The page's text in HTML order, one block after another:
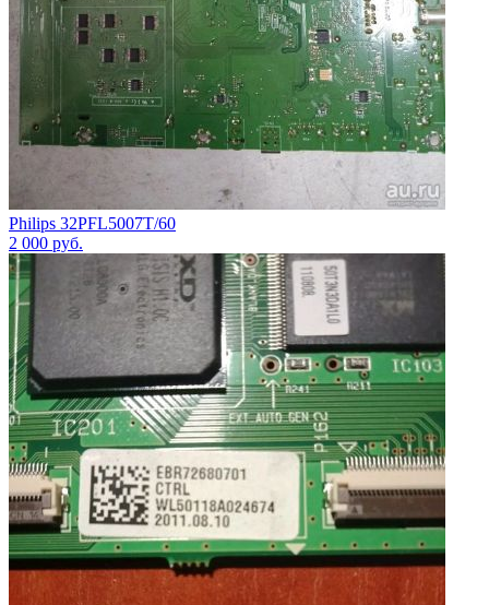
Philips 32PFL5007T/60
2 000 руб.